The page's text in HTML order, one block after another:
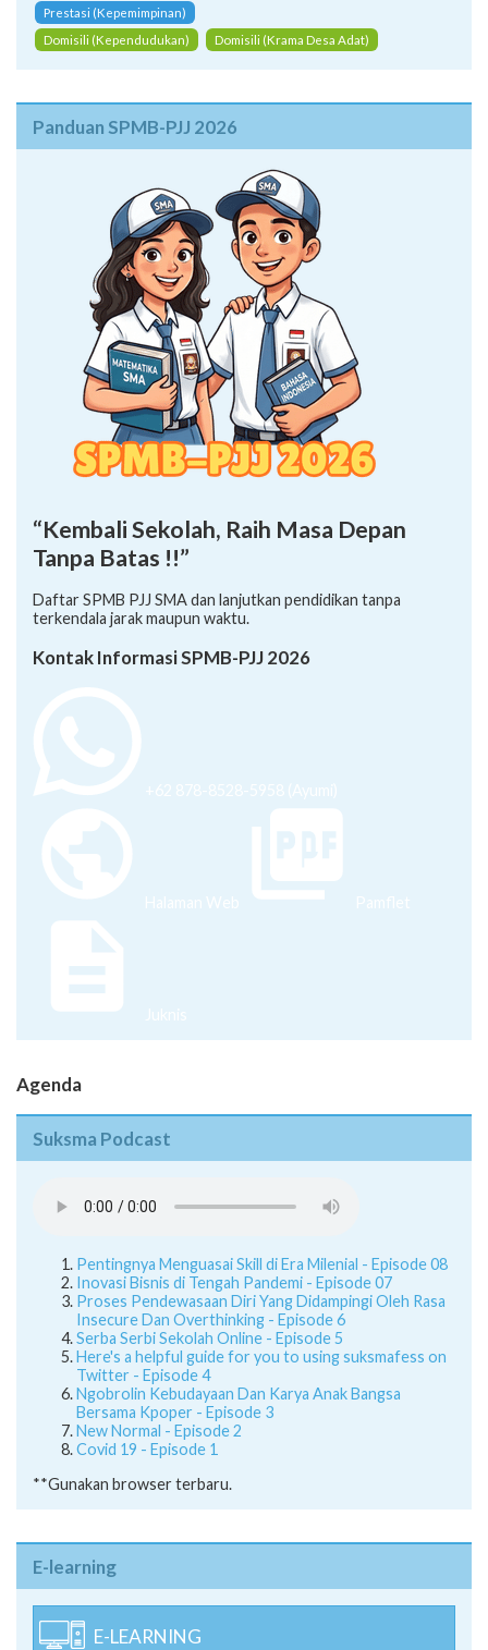
Prestasi (Kepemimpinan)
Domisili (Kependudukan)
Domisili (Krama Desa Adat)
Panduan SPMB-PJJ 2026
“Kembali Sekolah, Raih Masa Depan
Tanpa Batas !!”
Daftar SPMB PJJ SMA dan lanjutkan pendidikan tanpa
terkendala jarak maupun waktu.
Kontak Informasi SPMB-PJJ 2026
+62 878-8528-5958 (Ayumi)
Halaman Web Pamflet
Juknis
Agenda
Suksma Podcast
Pentingnya Menguasai Skill di Era Milenial - Episode 08
Inovasi Bisnis di Tengah Pandemi - Episode 07
Proses Pendewasaan Diri Yang Didampingi Oleh Rasa
Insecure Dan Overthinking - Episode 6
Serba Serbi Sekolah Online - Episode 5
Here's a helpful guide for you to using suksmafess on
Twitter - Episode 4
Ngobrolin Kebudayaan Dan Karya Anak Bangsa
Bersama Kpoper - Episode 3
New Normal - Episode 2
Covid 19 - Episode 1
**Gunakan browser terbaru.
E-learning
E-LEARNING